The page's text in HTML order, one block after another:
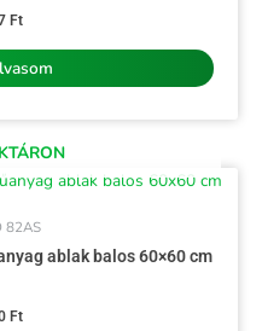
Ft
82AS
ablak balos 60×60 cm
Ft